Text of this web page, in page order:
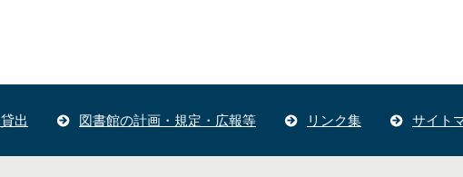
出 図書館の計画・規定・広報等 リンク集 サイト